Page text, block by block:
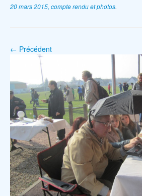
20 mars 2015, compte rendu et photos.
← Précédent